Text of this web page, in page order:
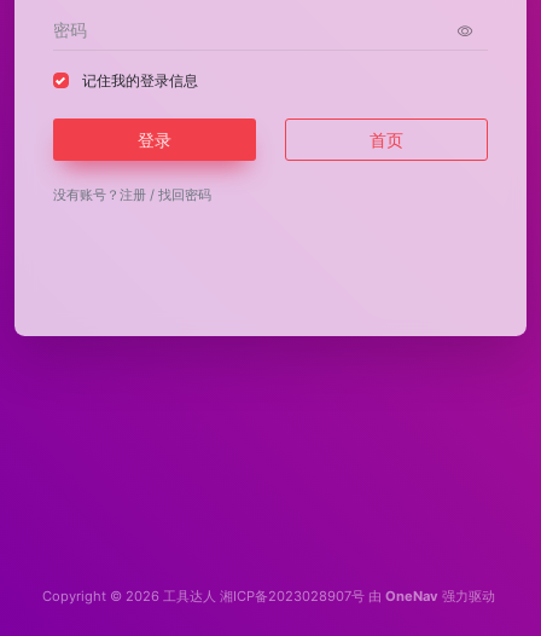
记住我的登录信息
登录 首页
没有账号？ 注册 / 找回密码
Copyright © 2026 工具达人 湘ICP备2023028907号 由 OneNav 强力驱动